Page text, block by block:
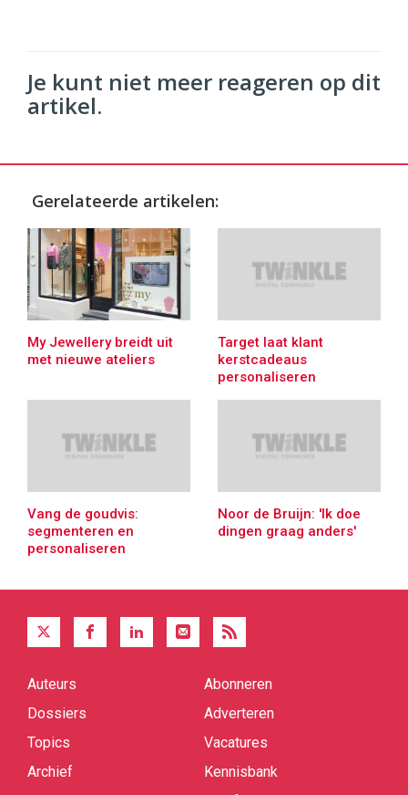
Je kunt niet meer reageren op dit
artikel.
Gerelateerde artikelen:
My Jewellery breidt uit
met nieuwe ateliers
Target laat klant
kerstcadeaus
personaliseren
Vang de goudvis:
segmenteren en
personaliseren
Noor de Bruijn: 'Ik doe
dingen graag anders'
Quick
Auteurs
Dossiers
Topics
Archief
Abonneren
Adverteren
Vacatures
Kennisbank